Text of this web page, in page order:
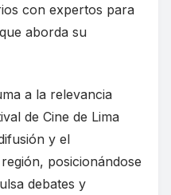
con expertos para
aborda su
a la relevancia
de Cine de Lima
y el
posicionándose
debates y